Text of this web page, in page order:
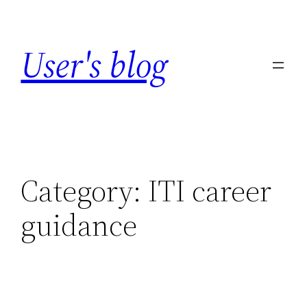
content
User's blog
Category: ITI career
guidance